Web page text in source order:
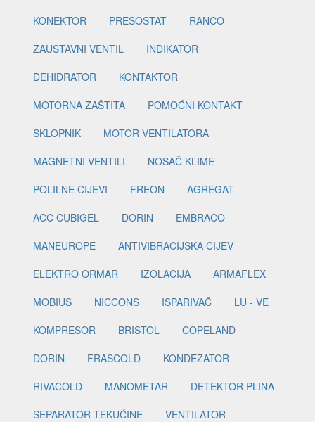
KONEKTOR
PRESOSTAT
RANCO
ZAUSTAVNI VENTIL
INDIKATOR
DEHIDRATOR
KONTAKTOR
MOTORNA ZAŠTITA
POMOĆNI KONTAKT
SKLOPNIK
MOTOR VENTILATORA
MAGNETNI VENTILI
NOSAČ KLIME
POLILNE CIJEVI
FREON
AGREGAT
ACC CUBIGEL
DORIN
EMBRACO
MANEUROPE
ANTIVIBRACIJSKA CIJEV
ELEKTRO ORMAR
IZOLACIJA
ARMAFLEX
MOBIUS
NICCONS ISPARIVAČ
LU - VE
KOMPRESOR
BRISTOL
COPELAND
DORIN
FRASCOLD
KONDEZATOR
RIVACOLD
MANOMETAR
DETEKTOR PLINA
SEPARATOR TEKUĆINE
VENTILATOR